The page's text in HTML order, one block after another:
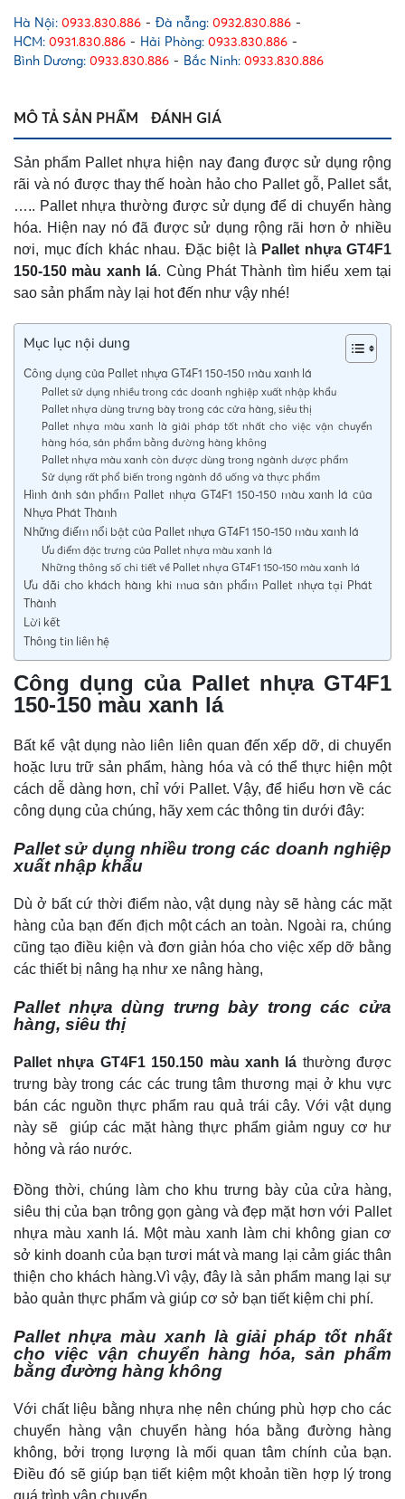
số
lượng
Hà Nội: 0933.830.886 - Đà nẵng: 0932.830.886 -
HCM: 0931.830.886 - Hải Phòng: 0933.830.886 -
Bình Dương: 0933.830.886 - Bắc Ninh: 0933.830.886
MÔ TẢ SẢN PHẨM ĐÁNH GIÁ
Sản phẩm Pallet nhựa hiện nay đang được sử dụng rộng
rãi và nó được thay thế hoàn hảo cho Pallet gỗ, Pallet sắt,
….. Pallet nhựa thường được sử dụng để di chuyển hàng
hóa. Hiện nay nó đã được sử dụng rộng rãi hơn ở nhiều
nơi, mục đích khác nhau. Đặc biệt là Pallet nhựa GT4F1
150-150 màu xanh lá. Cùng Phát Thành tìm hiểu xem tại
sao sản phẩm này lại hot đến như vậy nhé!
Mục lục nội dung
Công dụng của Pallet nhựa GT4F1 150-150 màu xanh lá
Pallet sử dụng nhiều trong các doanh nghiệp xuất nhập khẩu
Pallet nhựa dùng trưng bày trong các cửa hàng, siêu thị
Pallet nhựa màu xanh là giải pháp tốt nhất cho việc vận chuyển
hàng hóa, sản phẩm bằng đường hàng không
Pallet nhựa màu xanh còn được dùng trong ngành dược phẩm
Sử dụng rất phổ biến trong ngành đồ uống và thực phẩm
Hình ảnh sản phẩm Pallet nhựa GT4F1 150-150 màu xanh lá của
Nhựa Phát Thành
Những điểm nổi bật của Pallet nhựa GT4F1 150-150 màu xanh lá
Ưu điểm đặc trưng của Pallet nhựa màu xanh lá
Những thông số chi tiết về Pallet nhựa GT4F1 150-150 màu xanh lá
Ưu đãi cho khách hàng khi mua sản phẩm Pallet nhựa tại Phát
Thành
Lời kết
Thông tin liên hệ
Công dụng của Pallet nhựa GT4F1
150-150 màu xanh lá
Bất kể vật dụng nào liên liên quan đến xếp dỡ, di chuyển
hoặc lưu trữ sản phẩm, hàng hóa và có thể thực hiện một
cách dễ dàng hơn, chỉ với Pallet. Vậy, để hiểu hơn về các
công dụng của chúng, hãy xem các thông tin dưới đây:
Pallet sử dụng nhiều trong các doanh nghiệp
xuất nhập khẩu
Dù ở bất cứ thời điểm nào, vật dụng này sẽ hàng các mặt
hàng của bạn đến địch một cách an toàn. Ngoài ra, chúng
cũng tạo điều kiện và đơn giản hóa cho việc xếp dỡ bằng
các thiết bị nâng hạ như xe nâng hàng,
Pallet nhựa dùng trưng bày trong các cửa
hàng, siêu thị
Pallet nhựa GT4F1 150.150 màu xanh lá thường được
trưng bày trong các các trung tâm thương mại ở khu vực
bán các nguồn thực phẩm rau quả trái cây. Với vật dụng
này sẽ giúp các mặt hàng thực phẩm giảm nguy cơ hư
hỏng và ráo nước.
Đồng thời, chúng làm cho khu trưng bày của cửa hàng,
siêu thị của bạn trông gọn gàng và đẹp mặt hơn với Pallet
nhựa màu xanh lá. Một màu xanh làm chi không gian cơ
sở kinh doanh của bạn tươi mát và mang lại cảm giác thân
thiện cho khách hàng.Vì vậy, đây là sản phẩm mang lại sự
bảo quản thực phẩm và giúp cơ sở bạn tiết kiệm chi phí.
Pallet nhựa màu xanh là giải pháp tốt nhất
cho việc vận chuyển hàng hóa, sản phẩm
bằng đường hàng không
Với chất liệu bằng nhựa nhẹ nên chúng phù hợp cho các
chuyển hàng vận chuyển hàng hóa bằng đường hàng
không, bởi trọng lượng là mối quan tâm chính của bạn.
Điều đó sẽ giúp bạn tiết kiệm một khoản tiền hợp lý trong
quá trình vận chuyển.